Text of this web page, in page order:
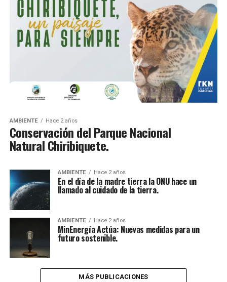
AMBIENTE Hace 2 años
Conservación del Parque Nacional
Natural Chiribiquete.
AMBIENTE Hace 2 años
En el día de la madre tierra la ONU hace un
llamado al cuidado de la tierra.
AMBIENTE Hace 2 años
MinEnergía Actúa: Nuevas medidas para un
futuro sostenible.
MÁS PUBLICACIONES